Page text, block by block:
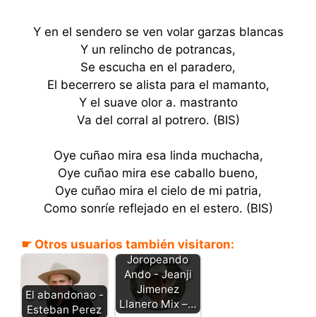
Y en el sendero se ven volar garzas blancas
Y un relincho de potrancas,
Se escucha en el paradero,
El becerrero se alista para el mamanto,
Y el suave olor a. mastranto
Va del corral al potrero. (BIS)
Oye cuñao mira esa linda muchacha,
Oye cuñao mira ese caballo bueno,
Oye cuñao mira el cielo de mi patria,
Como sonríe reflejado en el estero. (BIS)
☛ Otros usuarios también visitaron:
El abandonao -
Esteban Perez
Joropeando
Ando - Jeanji
Jimenez
Llanero Mix –…